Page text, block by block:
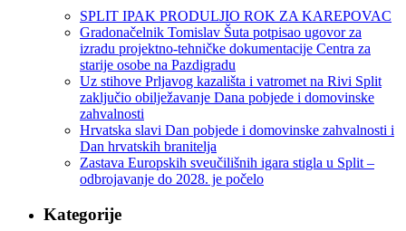
SPLIT IPAK PRODULJIO ROK ZA KAREPOVAC
Gradonačelnik Tomislav Šuta potpisao ugovor za
izradu projektno-tehničke dokumentacije Centra za
starije osobe na Pazdigradu
Uz stihove Prljavog kazališta i vatromet na Rivi Split
zaključio obilježavanje Dana pobjede i domovinske
zahvalnosti
Hrvatska slavi Dan pobjede i domovinske zahvalnosti i
Dan hrvatskih branitelja
Zastava Europskih sveučilišnih igara stigla u Split –
odbrojavanje do 2028. je počelo
Kategorije